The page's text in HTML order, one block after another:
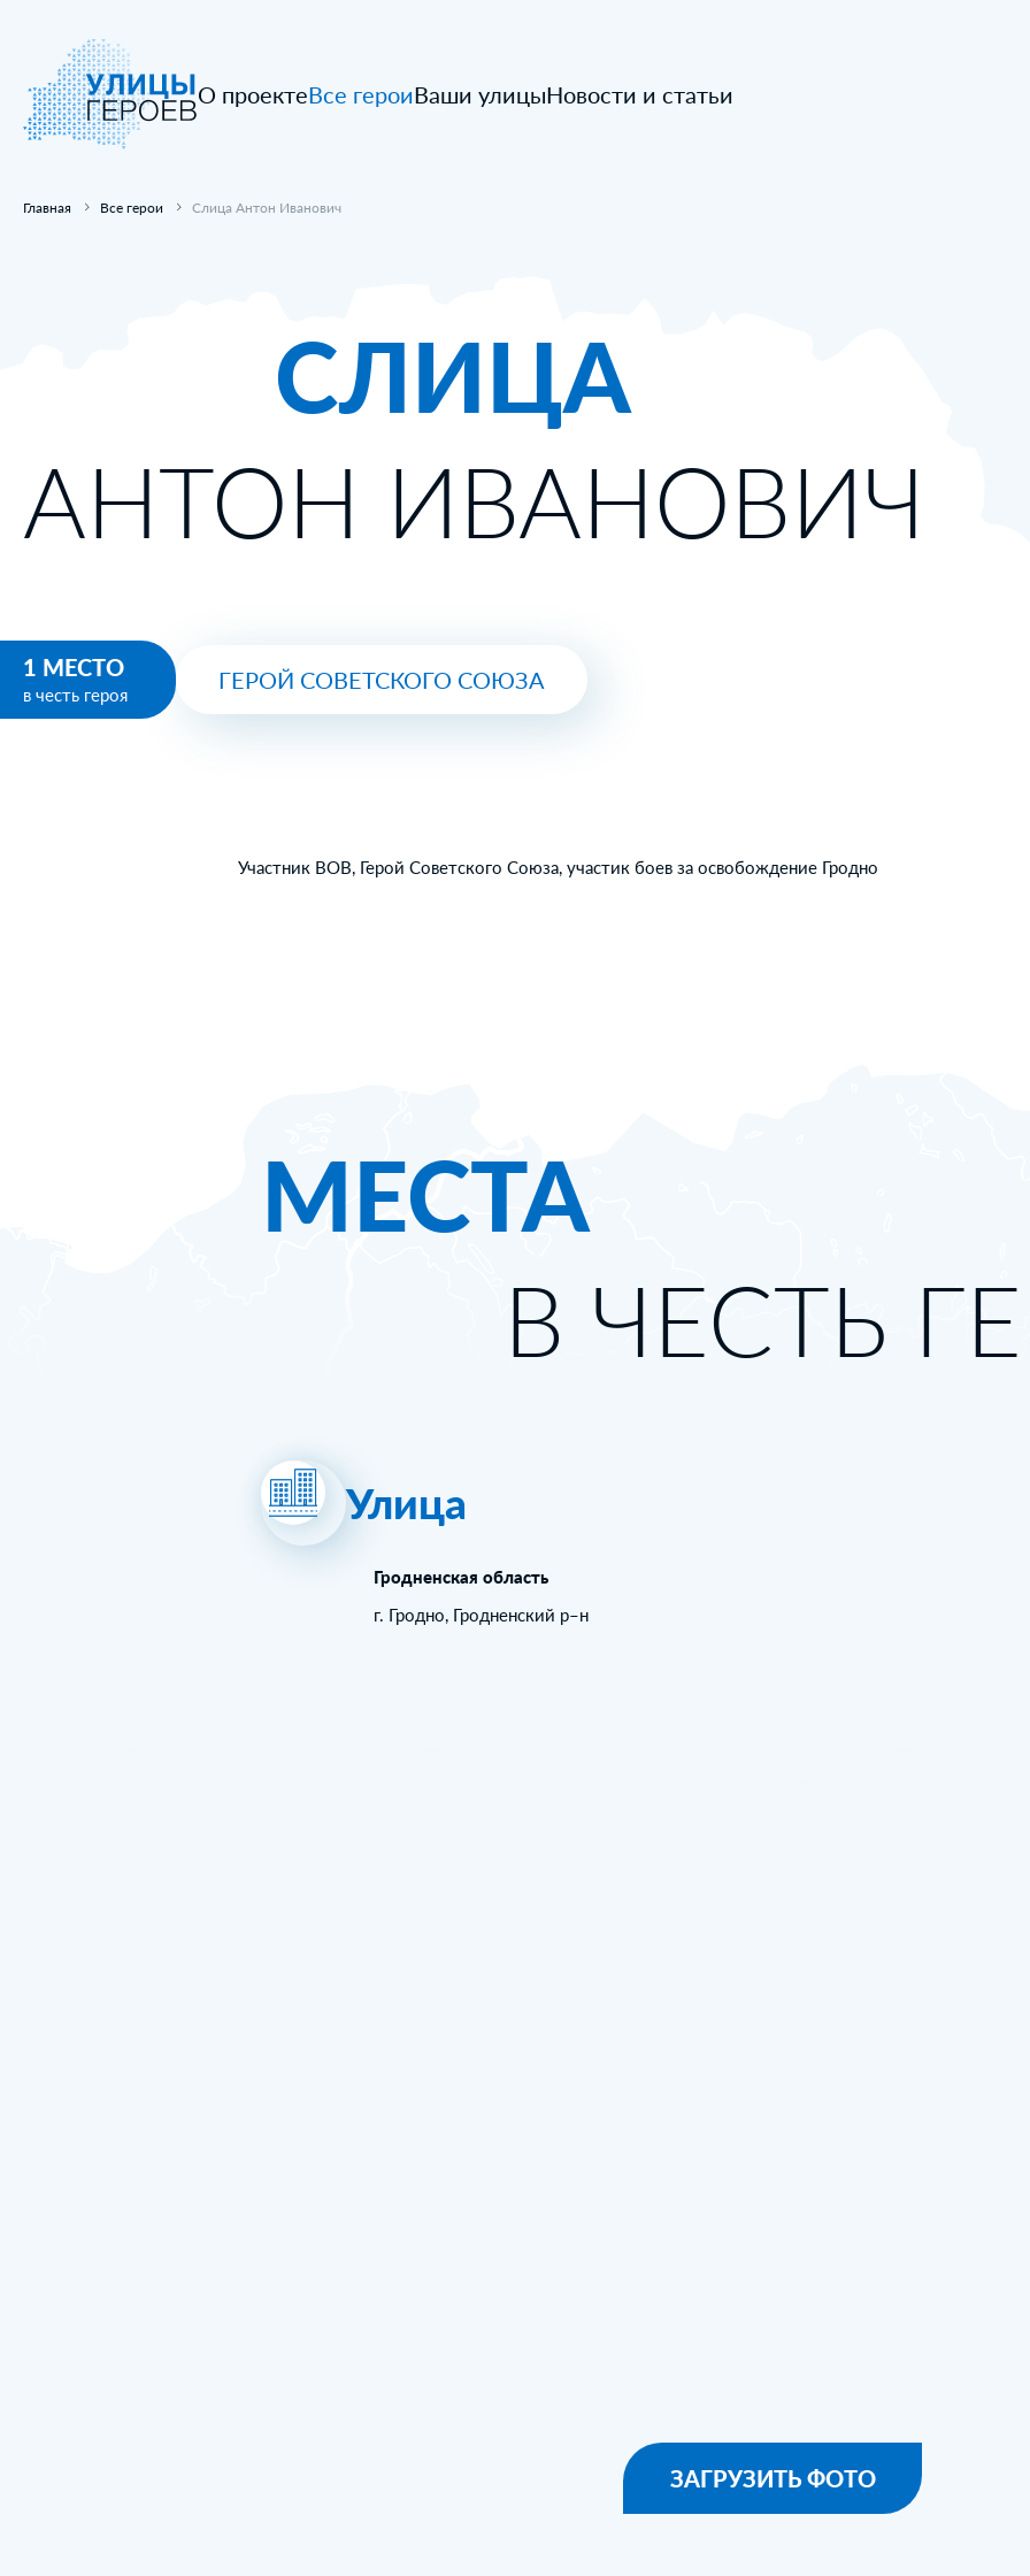
О проектеВсе героиВаши улицыНовости и статьи
Главная Все герои Слица Антон Иванович
СЛИЦА
АНТОН ИВАНОВИЧ
1 МЕСТО
в честь героя
ГЕРОЙ СОВЕТСКОГО СОЮЗА
Участник ВОВ, Герой Советского Союза, участик боев за освобождение Гродно
МЕСТА
В ЧЕСТЬ
Улица
Гродненская область
г. Гродно, Гродненский р–н
ЗАГРУЗИТЬ ФОТО